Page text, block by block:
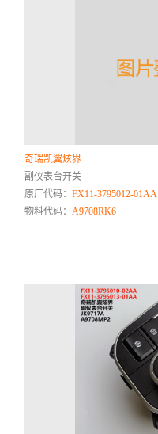
奇瑞凯翼炫界
副仪表台开关
原厂代码：FX11-3795012-01AA
物料代码：A9708RK6